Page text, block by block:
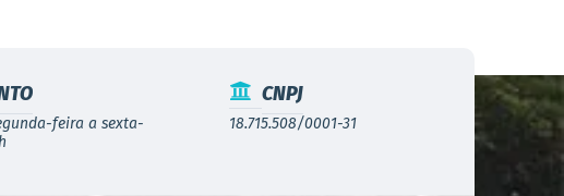
feira a sexta-
CNPJ
18.715.508/0001-31